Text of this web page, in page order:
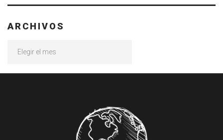
ARCHIVOS